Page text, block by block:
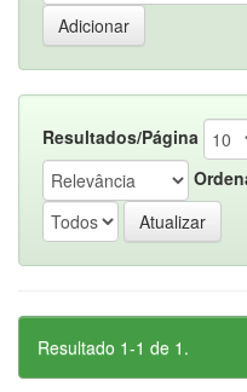
Resultados/Página
Resultado 1-1 de 1.